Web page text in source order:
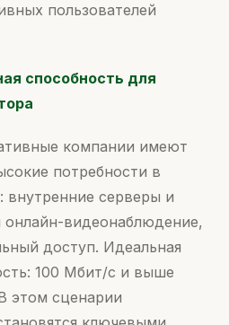
пользователей
способность для
компании имеют
потребности в
внутренние серверы и
онлайн-видеонаблюдение,
доступ. Идеальная
100 Мбит/с и выше
этом сценарии